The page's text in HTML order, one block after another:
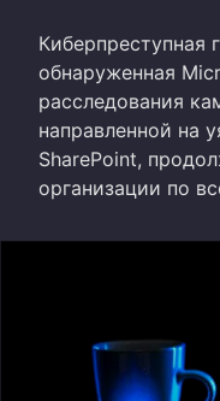
Киберпреступная
обнаруженная
расследования
направленной на
SharePoint,
организации по